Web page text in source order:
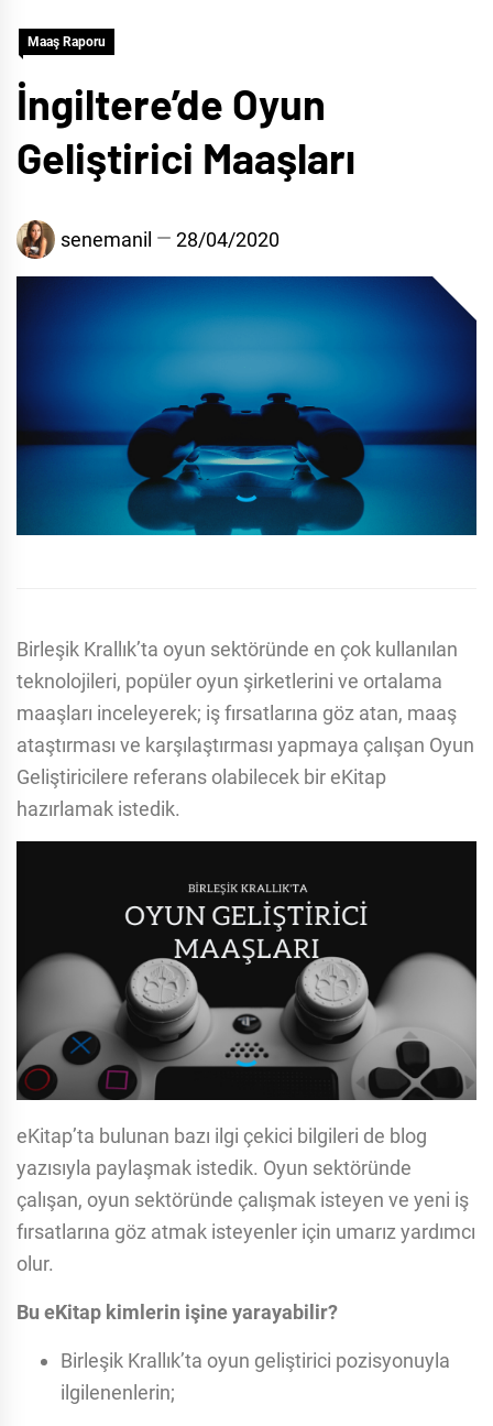
Maaş Raporu
İngiltere’de Oyun
Geliştirici Maaşları
senemanil 28/04/2020
Birleşik Krallık’ta oyun sektöründe en çok kullanılan
teknolojileri, popüler oyun şirketlerini ve ortalama
maaşları inceleyerek; iş fırsatlarına göz atan, maaş
ataştırması ve karşılaştırması yapmaya çalışan Oyun
Geliştiricilere referans olabilecek bir eKitap
hazırlamak istedik.
eKitap’ta bulunan bazı ilgi çekici bilgileri de blog
yazısıyla paylaşmak istedik. Oyun sektöründe
çalışan, oyun sektöründe çalışmak isteyen ve yeni iş
fırsatlarına göz atmak isteyenler için umarız yardımcı
olur.
Bu eKitap kimlerin işine yarayabilir?
Birleşik Krallık’ta oyun geliştirici pozisyonuyla
ilgilenenlerin;